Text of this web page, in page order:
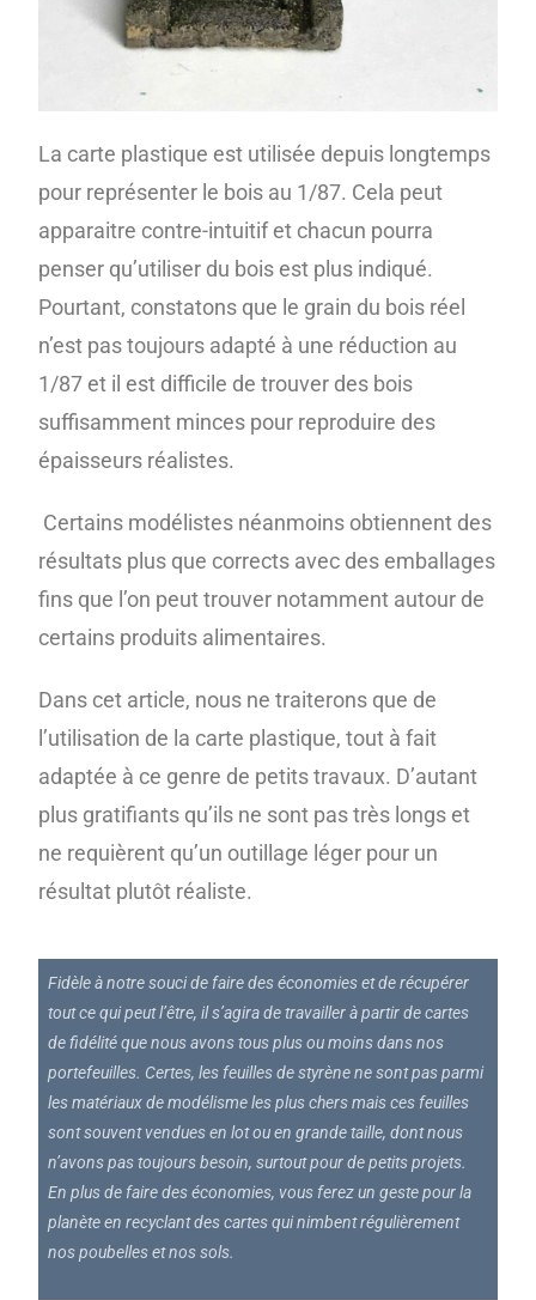
La carte plastique est utilisée depuis longtemps
pour représenter le bois au 1/87. Cela peut
apparaitre contre-intuitif et chacun pourra
penser qu’utiliser du bois est plus indiqué.
Pourtant, constatons que le grain du bois réel
n’est pas toujours adapté à une réduction au
1/87 et il est difficile de trouver des bois
suffisamment minces pour reproduire des
épaisseurs réalistes.
Certains modélistes néanmoins obtiennent des
résultats plus que corrects avec des emballages
fins que l’on peut trouver notamment autour de
certains produits alimentaires.
Dans cet article, nous ne traiterons que de
l’utilisation de la carte plastique, tout à fait
adaptée à ce genre de petits travaux. D’autant
plus gratifiants qu’ils ne sont pas très longs et
ne requièrent qu’un outillage léger pour un
résultat plutôt réaliste.
Fidèle à notre souci de faire des économies et de récupérer
tout ce qui peut l’être, il s’agira de travailler à partir de cartes
de fidélité que nous avons tous plus ou moins dans nos
portefeuilles. Certes, les feuilles de styrène ne sont pas parmi
les matériaux de modélisme les plus chers mais ces feuilles
sont souvent vendues en lot ou en grande taille, dont nous
n’avons pas toujours besoin, surtout pour de petits projets.
En plus de faire des économies, vous ferez un geste pour la
planète en recyclant des cartes qui nimbent régulièrement
nos poubelles et nos sols.